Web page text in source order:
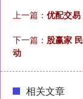
上一篇： 优配交
下一篇： 股赢家
动
相关文章